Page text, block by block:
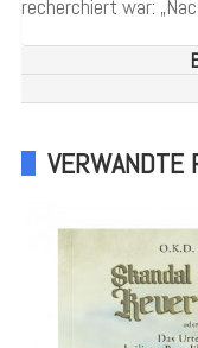
recherchiert war:
VERWANDTE